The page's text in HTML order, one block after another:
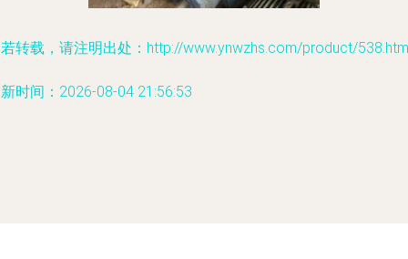
转载，请注明出处：http://www.ynwzhs.com/product/
时间：2026-08-04 21:56:53